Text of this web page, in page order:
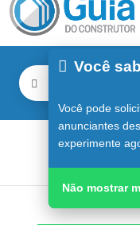
Guia do
Você
Você pode
anunciantes
experimente
Não mostrar